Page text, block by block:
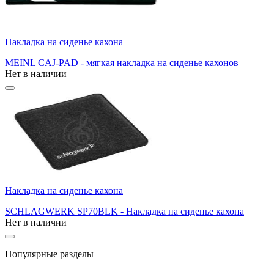
Накладка на сиденье кахона
MEINL CAJ-PAD - мягкая накладка на сиденье кахонов
Нет в наличии
Накладка на сиденье кахона
SCHLAGWERK SP70BLK - Накладка на сиденье кахона
Нет в наличии
Популярные разделы